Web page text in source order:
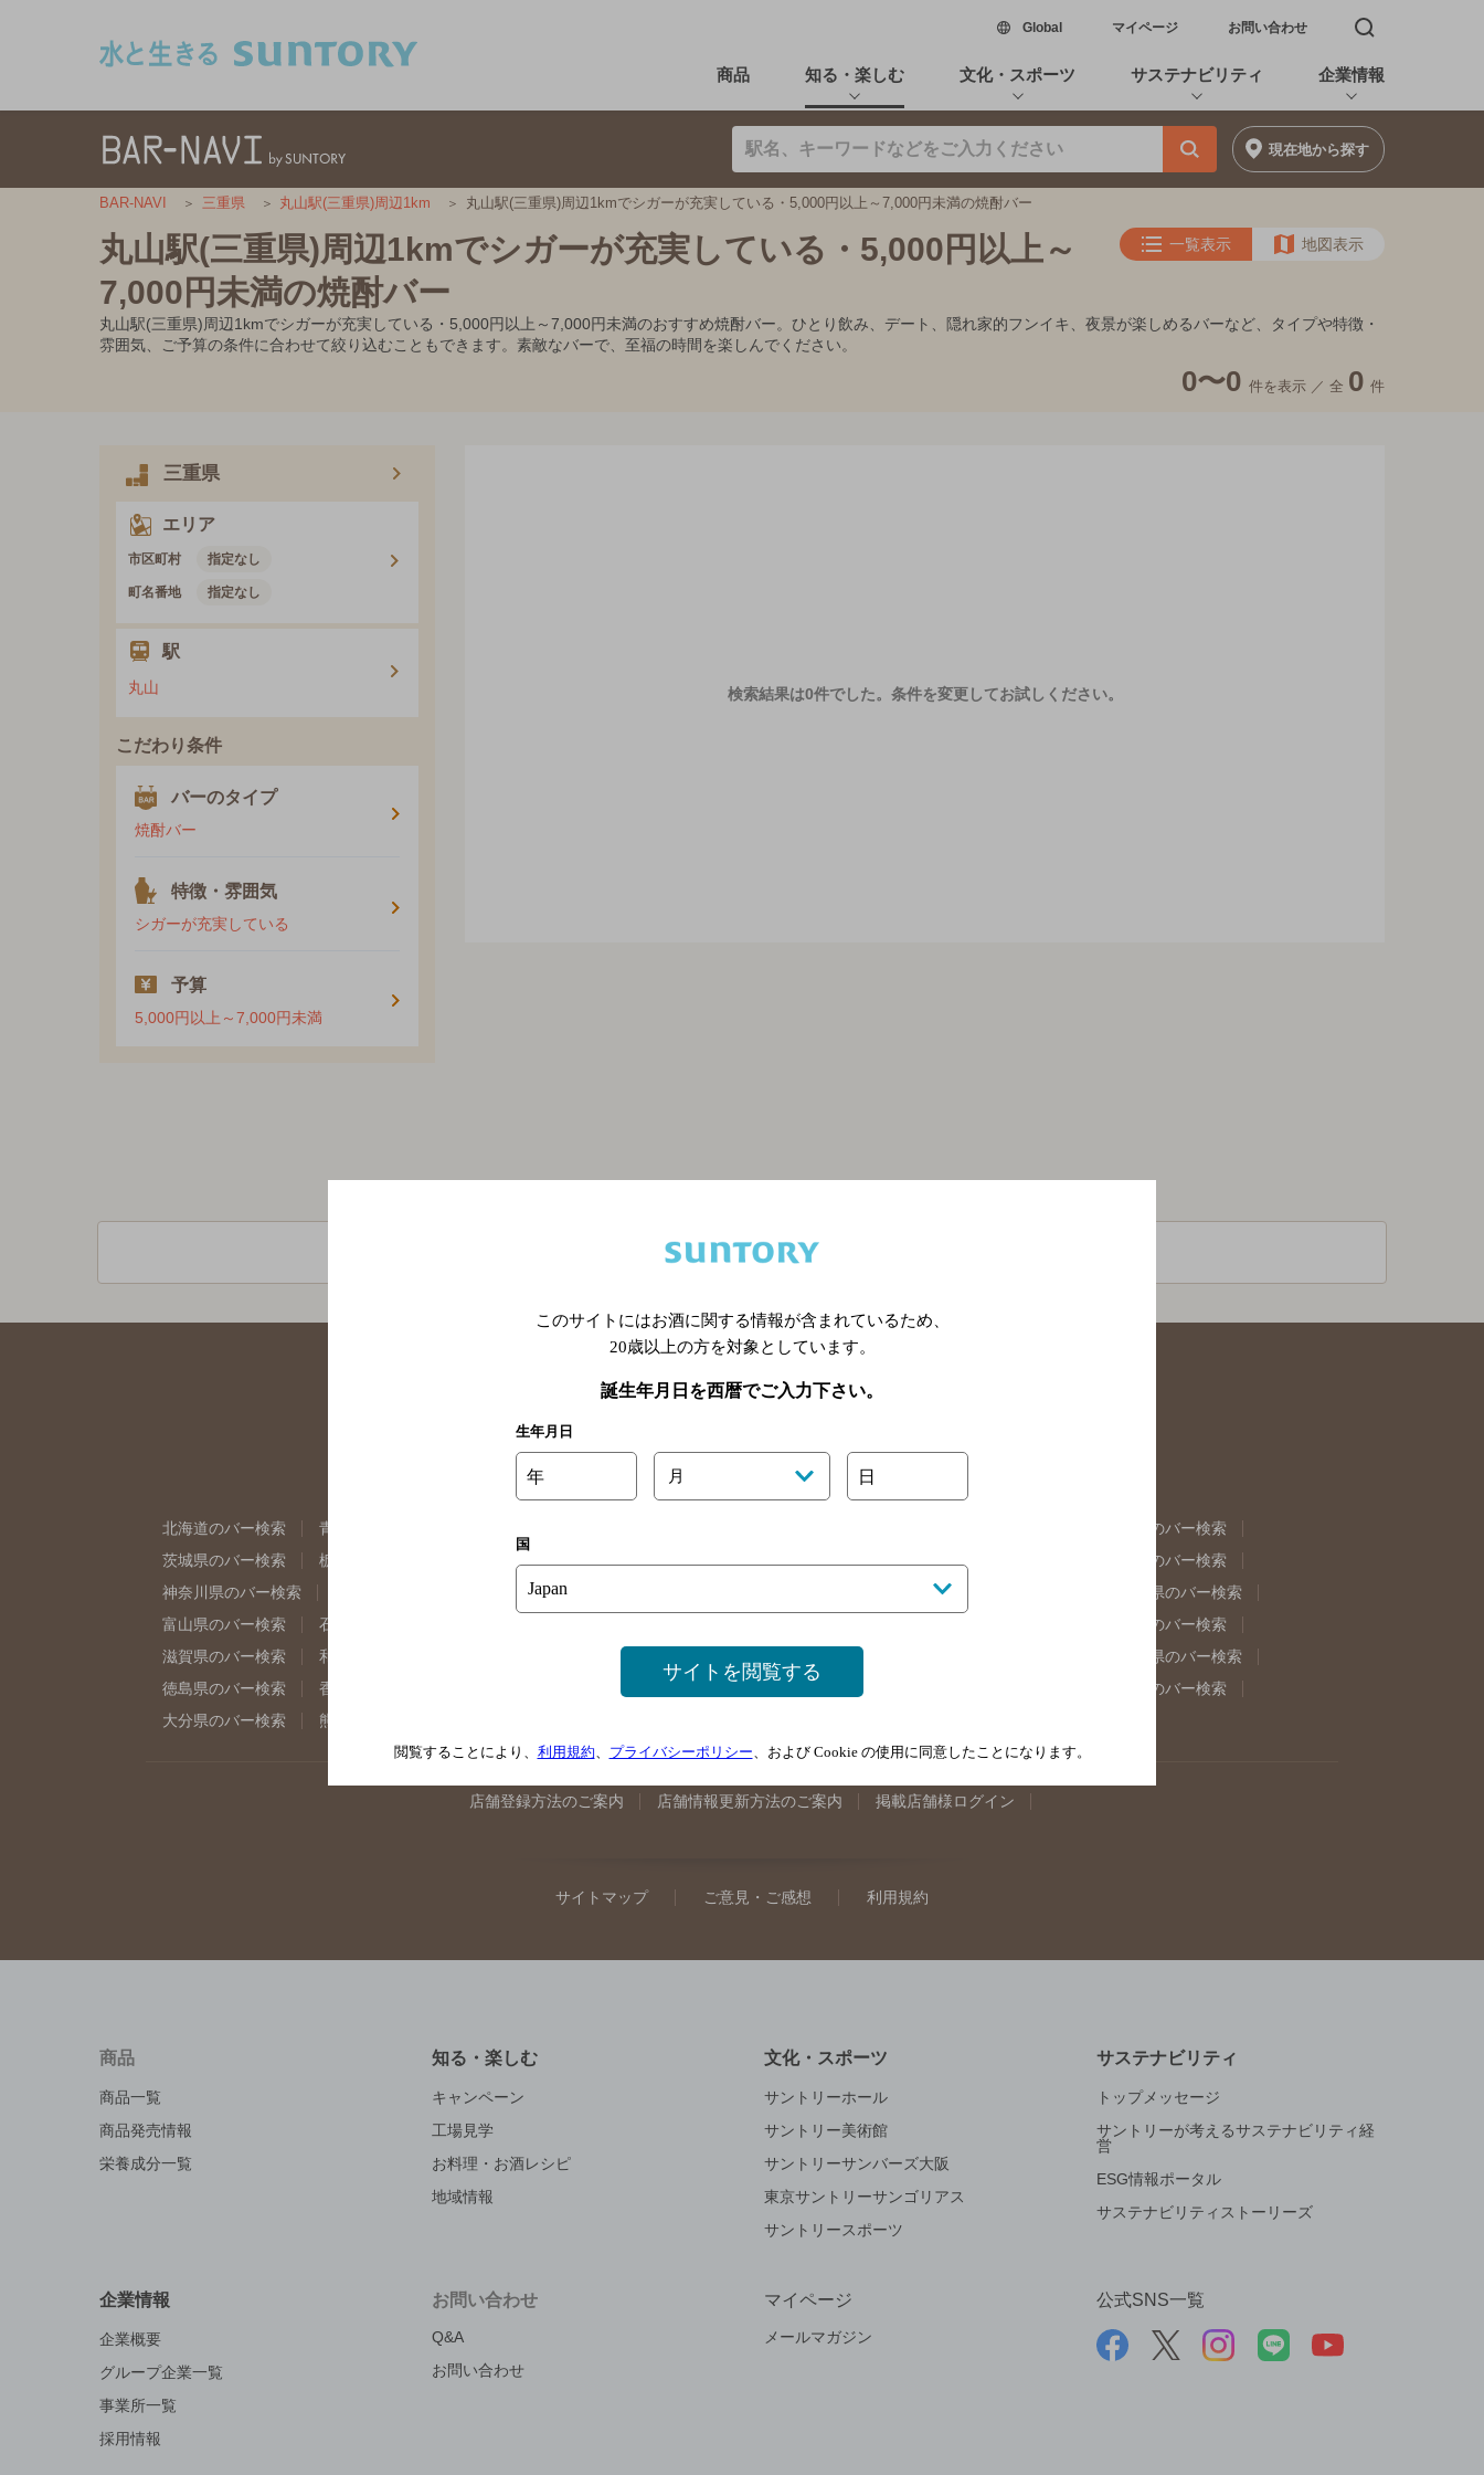
Global新しいウィンドウで開く
マイページ お問い合わせ 検索窓を開く
商品 知る・楽しむ 文化・スポーツ サステナビリティ 企業情報
現在地から探す
BAR-NAVI 三重県 丸山駅(三重県)周辺1km 丸山駅(三重県)周辺1kmでシガーが充実している・5,000円以上～7,000円未満の焼酎バー
丸山駅(三重県)周辺1kmでシガーが充実している・5,000円以上～
7,000円未満の焼酎バー
一覧表示 地図表示
丸山駅(三重県)周辺1kmでシガーが充実している・5,000円以上～7,000円未満のおすすめ焼酎バー。ひとり飲み、デート、隠れ家的フンイキ、夜景が楽しめるバーなど、タイプや特徴・
雰囲気、ご予算の条件に合わせて絞り込むこともできます。素敵なバーで、至福の時間を楽しんでください。
0〜0 件を表示 ／ 全 0 件
三重県
エリア
市区町村 指定なし
町名番地 指定なし
駅
丸山
こだわり条件
バーのタイプ
焼酎バー
特徴・雰囲気
シガーが充実している
予算
5,000円以上～7,000円未満
検索結果は0件でした。 条件を変更してお試しください。
関連ページ
北海道のバー検索 青森県のバー検索
福島県のバー検索
茨城県のバー検索
栃木県のバー検索
東京都のバー検索
神奈川県のバー検索
埼玉県のバー検索
岐阜県のバー検索
富山県のバー検索
石川県のバー検索
奈良県のバー検索
滋賀県のバー検索
和歌山県のバー検索 山口県のバー検索
島根県のバー検索
徳島県のバー検索
香川県のバー検索
佐賀県のバー検索
大分県のバー検索
熊本県のバー検索
店舗登録方法のご案内 店舗情報更新方法のご案内 掲載店舗様ログイン
サイトマップ ご意見・ご感想 利用規約
商品
商品一覧
商品発売情報
栄養成分一覧
知る・楽しむ
キャンペーン
工場見学
お料理・お酒レシピ
地域情報
文化・スポーツ
サントリーホール
サントリー美術館
サントリーサンバーズ大阪
東京サントリーサンゴリアス
サントリースポーツ
サステナビリティ
トップメッセージ
サントリーが考えるサステナビリティ経
営
ESG情報ポータル
サステナビリティストーリーズ
企業情報
企業概要
グループ企業一覧
事業所一覧
採用情報
お問い合わせ
Q&A
お問い合わせ
マイページ
メールマガジン
公式SNS一覧
このサイトにはお酒に関する情報が含まれているため、
20歳以上の方を対象としています。
誕生年月日を西暦でご入力下さい。
生年月日
年 月 日
国
サイトを閲覧する
閲覧することにより、 利用規約、 プライバシーポリシー、および Cookie の使用に同意したことになります。